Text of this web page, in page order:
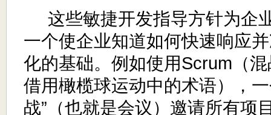
这些敏捷开发指导方针为企
一个使企业知道如何快速响应
化的基础。例如使用Scrum（
借用橄榄球运动中的术语），
战”（也就是会议）邀请所有项